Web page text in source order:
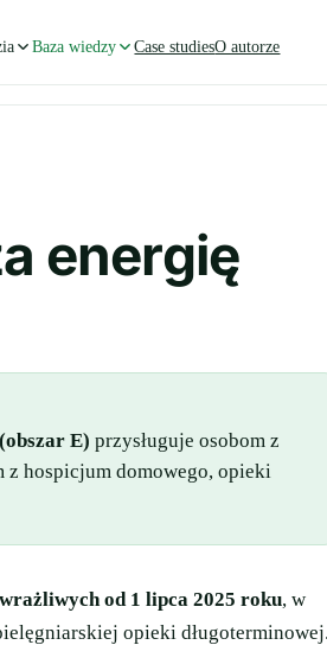
Baza wiedzy Case studiesO autorze
energię
E) przysługuje osobom z
z hospicjum domowego, opieki
od 1 lipca 2025 roku, w
opieki długoterminowej.